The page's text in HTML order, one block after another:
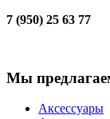
7 (950) 25 63 77
Мы
Аксессуары